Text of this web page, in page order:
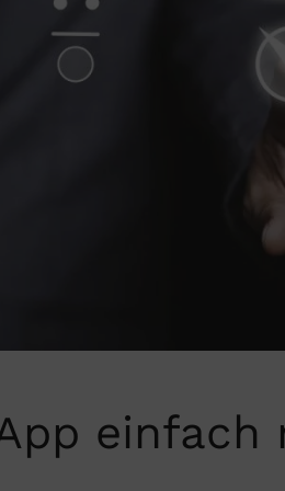
einfach